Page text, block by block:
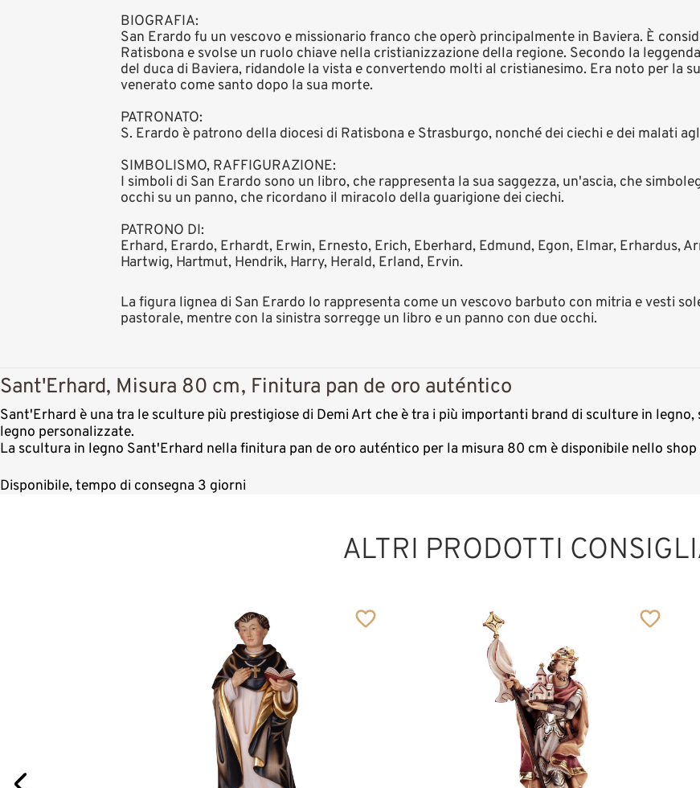
Aggiunto al carrello
BIOGRAFIA:
San Erardo fu un vescovo e missionario franco che operò principalmente in Baviera. È
Ratisbona e svolse un ruolo chiave nella cristianizzazione della regione. Secondo la
del duca di Baviera, ridandole la vista e convertendo molti al cristianesimo. Era noto per la
venerato come santo dopo la sua morte.
PATRONATO:
S. Erardo è patrono della diocesi di Ratisbona e Strasburgo, nonché dei ciechi e dei malati
SIMBOLISMO, RAFFIGURAZIONE:
I simboli di San Erardo sono un libro, che rappresenta la sua saggezza, un'ascia, che
occhi su un panno, che ricordano il miracolo della guarigione dei ciechi.
PATRONO DI:
Erhard, Erardo, Erhardt, Erwin, Ernesto, Erich, Eberhard, Edmund, Egon, Elmar, Erhardus,
Hartwig, Hartmut, Hendrik, Harry, Herald, Erland, Ervin.
La figura lignea di San Erardo lo rappresenta come un vescovo barbuto con mitria e vesti
pastorale, mentre con la sinistra sorregge un libro e un panno con due occhi.
Sant'Erhard, Misura 80 cm, Finitura pan de oro auténtico
Sant'Erhard è una tra le sculture più prestigiose di Demi Art che è tra i più importanti brand di sculture in
legno personalizzate.
La scultura in legno Sant'Erhard nella finitura pan de oro auténtico per la misura 80 cm è disponibile nello
Disponibile, tempo di consegna 3 giorni
ALTRI PRODOTTI